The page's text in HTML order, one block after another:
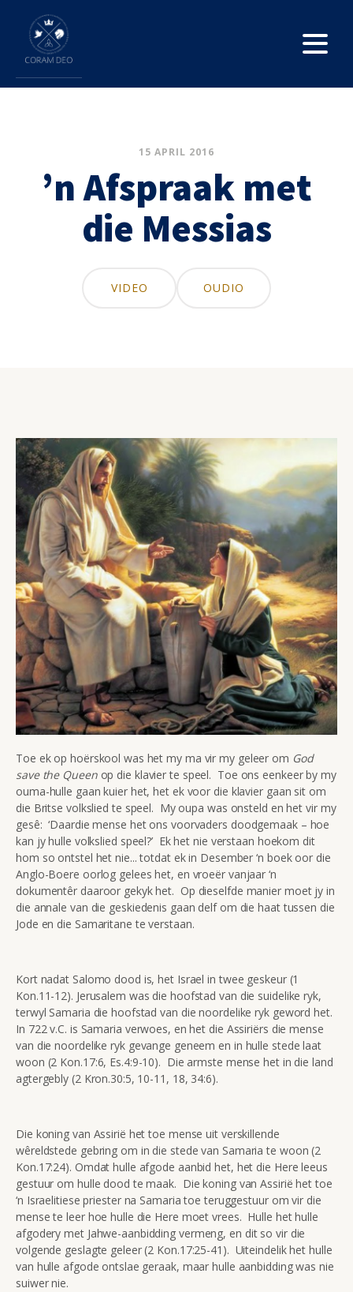
15 APRIL 2016
’n Afspraak met
die Messias
VIDEO OUDIO
Toe ek op hoërskool was het my ma vir my geleer om God
save the Queenop die klavier te speel. Toe ons eenkeer by my
ouma-hulle gaan kuier het, het ek voor die klavier gaan sit om
die Britse volkslied te speel. My oupa was onsteld en het vir my
gesê: ‘Daardie mense het ons voorvaders doodgemaak – hoe
kan jy hulle volkslied speel?’ Ek het nie verstaan hoekom dit
hom so ontstel het nie... totdat ek in Desember ‘n boek oor die
Anglo-Boere oorlog gelees het, en vroeër vanjaar ‘n
dokumentêr daaroor gekyk het. Op dieselfde manier moet jy in
die annale van die geskiedenis gaan delf om die haat tussen die
Jode en die Samaritane te verstaan.
Kort nadat Salomo dood is, het Israel in twee geskeur (1
Kon.11-12). Jerusalem was die hoofstad van die suidelike ryk,
terwyl Samaria die hoofstad van die noordelike ryk geword het.
In 722 v.C. is Samaria verwoes, en het die Assiriërs die mense
van die noordelike ryk gevange geneem en in hulle stede laat
woon (2 Kon.17:6, Es.4:9-10). Die armste mense het in die land
agtergebly (2 Kron.30:5, 10-11, 18, 34:6).
Die koning van Assirië het toe mense uit verskillende
wêreldstede gebring om in die stede van Samaria te woon (2
Kon.17:24). Omdat hulle afgode aanbid het, het die Here leeus
gestuur om hulle dood te maak. Die koning van Assirië het toe
‘n Israelitiese priester na Samaria toe teruggestuur om vir die
mense te leer hoe hulle die Here moet vrees. Hulle het hulle
afgodery met Jahwe-aanbidding vermeng, en dit so vir die
volgende geslagte geleer (2 Kon.17:25-41). Uiteindelik het hulle
van hulle afgode ontslae geraak, maar hulle aanbidding was nie
suiwer nie.